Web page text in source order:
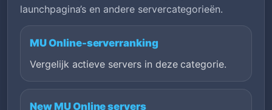
launchpagina’s en andere servercategorieën.
MU Online-serverranking
Vergelijk actieve servers in deze categorie.
New MU Online servers